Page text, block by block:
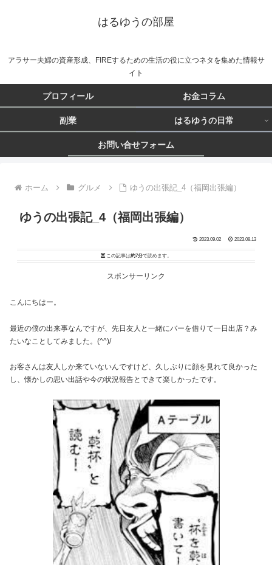
はるゆうの部屋
アラサー夫婦の資産形成、FIREするための生活の役に立つネタを集めた情報サ
イト
プロフィール お金コラム
副業 はるゆうの日常
お問い合せフォーム
ホーム グルメ ゆうの出張記_4（福岡出張編）
ゆうの出張記_4（福岡出張編）
2023.09.02 2023.08.13
この記事は約7分で読めます。
スポンサーリンク
こんにちはー。
最近の僕の出来事なんですが、先日友人と一緒にバーを借りて一日出店？み
たいなことしてみました。(^^)/
お客さんは友人しか来ていないんですけど、久しぶりに顔を見れて良かった
し、懐かしの思い出話や今の状況報告とできて楽しかったです。